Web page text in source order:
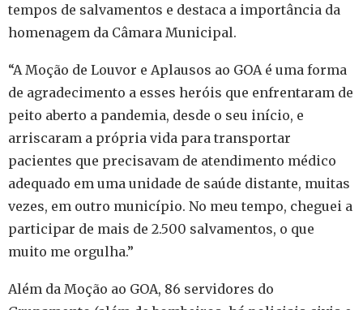
tempos de salvamentos e destaca a importância da
homenagem da Câmara Municipal.
“A Moção de Louvor e Aplausos ao GOA é uma forma
de agradecimento a esses heróis que enfrentaram de
peito aberto a pandemia, desde o seu início, e
arriscaram a própria vida para transportar
pacientes que precisavam de atendimento médico
adequado em uma unidade de saúde distante, muitas
vezes, em outro município. No meu tempo, cheguei a
participar de mais de 2.500 salvamentos, o que
muito me orgulha.”
Além da Moção ao GOA, 86 servidores do